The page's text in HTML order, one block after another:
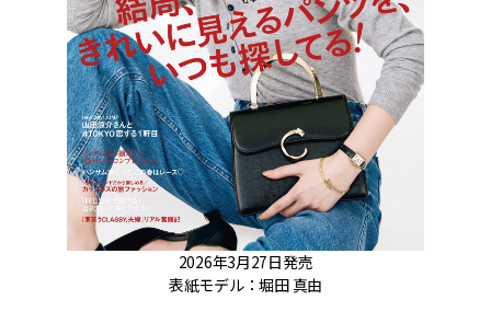
2026年3月27日発売
表紙モデル：堀田 真由